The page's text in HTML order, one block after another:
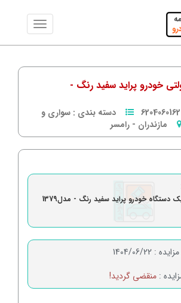
خودرو پراید سفید رنگ -
6204060162 دسته بندی : سواری و
مازندران - رامسر
خودرو پراید سفید رنگ - مدل1379
:
1404/06/22
: منقضی گردید!